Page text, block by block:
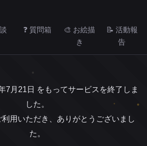
❓ 質問箱
🎨 お絵描
き
📝 活動報
告
7月21日 をもってサービスを終了しま
した。
用いただき、ありがとうございまし
た。